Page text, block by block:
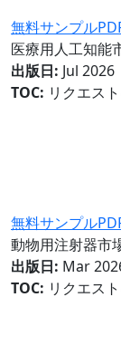
無料サンプル
医療用人工知能
出版日: Jul 2026
TOC: リクエス
無料サンプル
動物用注射器市
出版日: Mar
TOC: リクエス